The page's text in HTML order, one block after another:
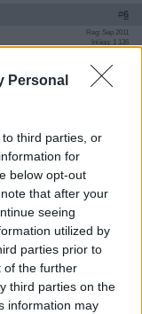
Personal
third parties, or
for
below opt-out
that after your
seeing
utilized by
parties prior to
of the further
third parties on the
information may
#6
Reg: Sep 2011
Inlägg: 1 136
Reg: Maj 2012